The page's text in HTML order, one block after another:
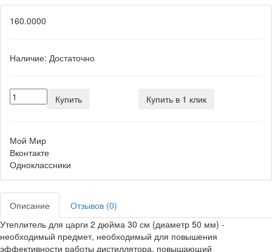
160.0000
Наличие: Достаточно
Купить Купить в 1 клик
Мой Мир
Вконтакте
Одноклассники
Описание
Отзывов (0)
Утеплитель для царги 2 дюйма 30 см (диаметр 50 мм) -
необходимый предмет, необходимый для повышения
эффективности работы дистиллятора, повышающий